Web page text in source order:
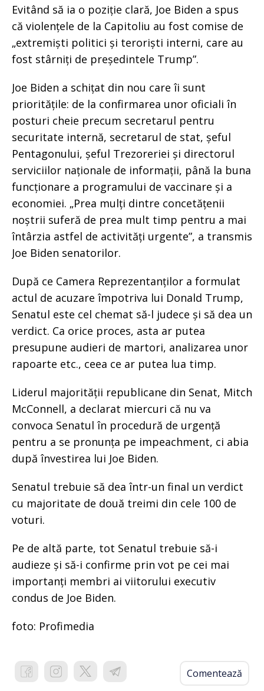
Evitând să ia o poziție clară, Joe Biden a spus
că violențele de la Capitoliu au fost comise de
„extremiști politici și teroriști interni, care au
fost stârniți de președintele Trump”.
Joe Biden a schițat din nou care îi sunt
prioritățile: de la confirmarea unor oficiali în
posturi cheie precum secretarul pentru
securitate internă, secretarul de stat, șeful
Pentagonului, șeful Trezoreriei și directorul
serviciilor naționale de informații, până la buna
funcționare a programului de vaccinare și a
economiei. „Prea mulți dintre concetățenii
noștrii suferă de prea mult timp pentru a mai
întârzia astfel de activități urgente”, a transmis
Joe Biden senatorilor.
După ce Camera Reprezentanților a formulat
actul de acuzare împotriva lui Donald Trump,
Senatul este cel chemat să-l judece și să dea un
verdict. Ca orice proces, asta ar putea
presupune audieri de martori, analizarea unor
rapoarte etc., ceea ce ar putea lua timp.
Liderul majorității republicane din Senat, Mitch
McConnell, a declarat miercuri că nu va
convoca Senatul în procedură de urgență
pentru a se pronunța pe impeachment, ci abia
după învestirea lui Joe Biden.
Senatul trebuie să dea într-un final un verdict
cu majoritate de două treimi din cele 100 de
voturi.
Pe de altă parte, tot Senatul trebuie să-i
audieze și să-i confirme prin vot pe cei mai
importanți membri ai viitorului executiv
condus de Joe Biden.
foto: Profimedia
Comentează